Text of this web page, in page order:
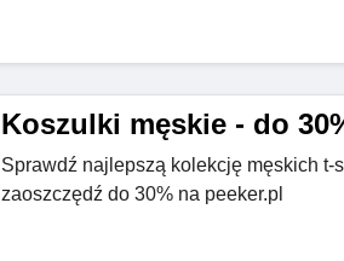
Koszulki męskie - do
Sprawdź najlepszą kolekcję męskich t-
zaoszczędź do 30% na peeker.pl